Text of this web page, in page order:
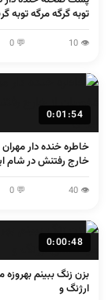
توبه گرگه مرگه توبه
👁 10
💬 0
0:01:54
خاطره خنده دار مهران
خارج رفتنش در شام
👁 40
💬 0
0:00:48
بزن زنگ ببینم
ارژنگ و